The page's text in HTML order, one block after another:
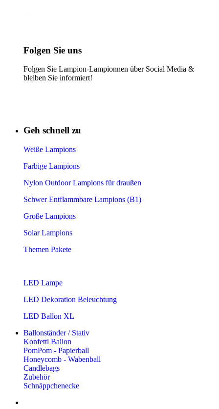
Folgen Sie uns
Folgen Sie Lampion-Lampionnen über Social Media &
bleiben Sie informiert!
Geh schnell zu
Weiße Lampions
Farbige Lampions
Nylon Outdoor Lampions für draußen
Schwer Entflammbare Lampions (B1)
Große Lampions
Solar Lampions
Themen Pakete
LED Lampe
LED Dekoration Beleuchtung
LED Ballon XL
Ballonständer / Stativ
Konfetti Ballon
PomPom - Papierball
Honeycomb - Wabenball
Candlebags
Zubehör
Schnäppchenecke